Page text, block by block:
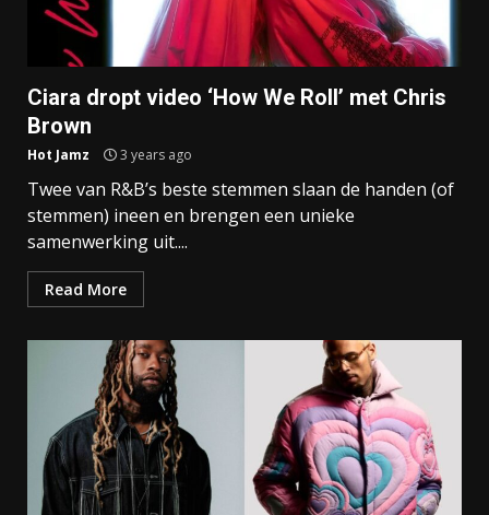
Ciara dropt video ‘How We Roll’ met Chris
Brown
Hot Jamz 3 years ago
Twee van R&B’s beste stemmen slaan de handen (of
stemmen) ineen en brengen een unieke
samenwerking uit....
Read More